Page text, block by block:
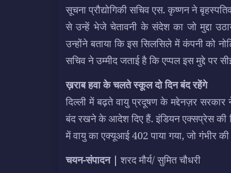
सूचना प्रौद्योगिकी सचिव एस. कृष्णन ने
से उन्हें भेजे चेतावनी के संदेश का जो मुद्दा
उन्होंने बताया कि इस सिलसिले में कंपनी को
सचिव ने उम्मीद जताई है कि एप्पल इस मुद्दे पर
ख़राब हवा के चलते स्कूल दो दिन बंद रहेंगे
दिल्ली में बढ़ते वायु प्रदूषण के मद्देनज़र सरकार
बंद रखने के आदेश दिए हैं. इंडियन एक्सप्रेस की
में वायु का एक्यूआई 402 पाया गया, जो गंभीर
चयन-संपादन | शरद मौर्य/ सुमित चौधरी